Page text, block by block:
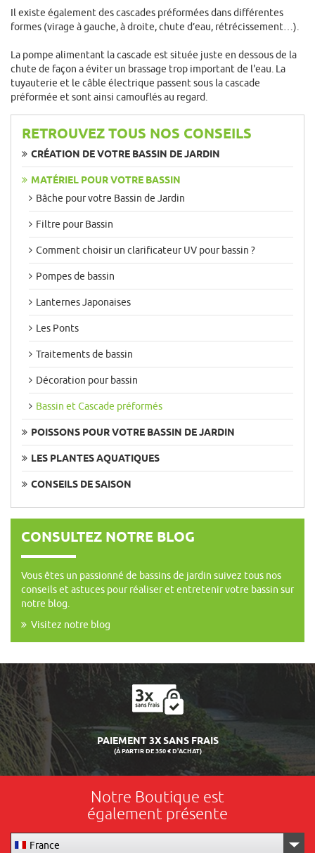
Il existe également des cascades préformées dans différentes
formes (virage à gauche, à droite, chute d’eau, rétrécissement…).
La pompe alimentant la cascade est située juste en dessous de la
chute de façon a éviter un brassage trop important de l'eau. La
tuyauterie et le câble électrique passent sous la cascade
préformée et sont ainsi camouflés au regard.
RETROUVEZ TOUS NOS CONSEILS
CRÉATION DE VOTRE BASSIN DE JARDIN
MATÉRIEL POUR VOTRE BASSIN
Bâche pour votre Bassin de Jardin
Filtre pour Bassin
Comment choisir un clarificateur UV pour bassin ?
Pompes de bassin
Lanternes Japonaises
Les Ponts
Traitements de bassin
Décoration pour bassin
Bassin et Cascade préformés
POISSONS POUR VOTRE BASSIN DE JARDIN
LES PLANTES AQUATIQUES
CONSEILS DE SAISON
CONSULTEZ NOTRE BLOG
Vous êtes un passionné de bassins de jardin suivez tous nos
conseils et astuces pour réaliser et entretenir votre bassin sur
notre blog.
Visitez notre blog
LIVRAISON 24/48H
Notre Boutique est
également présente
France